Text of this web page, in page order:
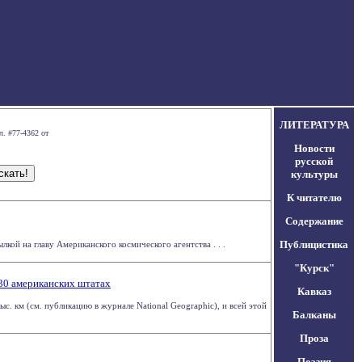
#77-4362 от
на главу Американского космического агентства . . .
американских штатах
км (см. публикацию в журнале National Geographic), и всей этой
ЛИТЕРАТУРА
Новости
русской
культуры
К читателю
Содержание
Публицистика
"Курск"
Кавказ
Балканы
Проза